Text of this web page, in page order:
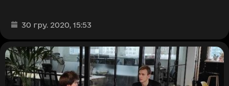
Дата та час публікації
30 гру. 2020, 15:53